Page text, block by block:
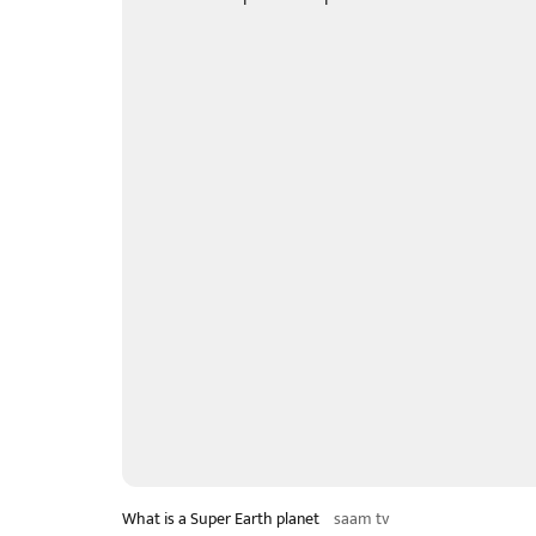
What is a Super Earth planet saam tv